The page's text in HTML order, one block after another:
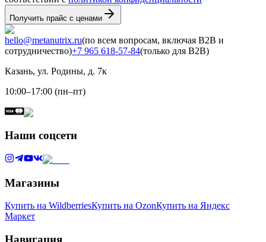
Получить прайс с ценами
hello@metanutrix.ru(по всем вопросам, включая B2B и
сотрудничество)+7 965 618-57-84(только для B2B)
Казань, ул. Родины, д. 7к
10:00–17:00 (пн–пт)
Наши соцсети
Магазины
Купить на WildberriesКупить на OzonКупить на Яндекс
Маркет
Навигация